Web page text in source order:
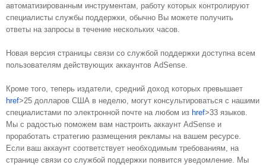
автоматизированным инструментам, работу которых контролируют
специалисты службы поддержки, обычно Вы можете получить
ответы на запросы в течение нескольких часов.
Новая версия страницы связи со службой поддержки доступна всем
пользователям действующих аккаунтов AdSense.
href>25 долларов США в неделю , могут консультироваться с нашими
специалистами по электронной почте на любом из href>33 языков
Мы с радостью поможем вам настроить аккаунт AdSense и
проработать стратегию размещения рекламы на вашем ресурсе.
Если ваш аккаунт соответствует необходимым требованиям, на
странице связи со службой поддержки появится уведомление. Мы